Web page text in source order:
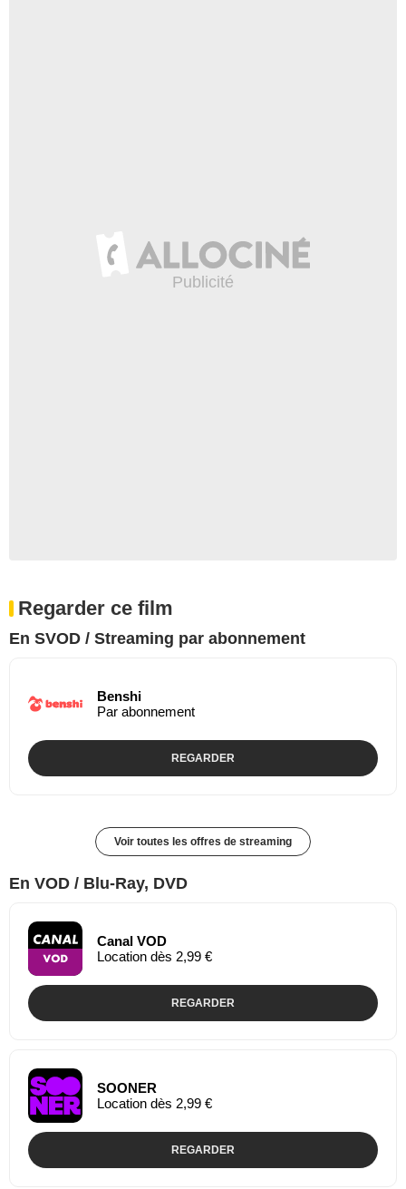
Regarder ce film
En SVOD / Streaming par abonnement
Benshi
Par abonnement
REGARDER
Voir toutes les offres de streaming
En VOD / Blu-Ray, DVD
Canal VOD
Location dès 2,99 €
REGARDER
SOONER
Location dès 2,99 €
REGARDER